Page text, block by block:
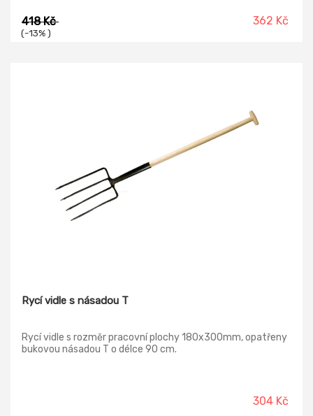
418 Kč
(-13% )
362 Kč
Rycí vidle s násadou T
Rycí vidle s rozměr pracovní plochy 180x300mm, opatřeny
bukovou násadou T o délce 90 cm.
304 Kč